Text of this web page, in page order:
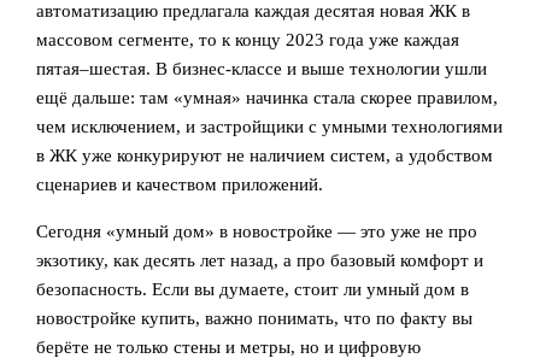
автоматизацию предлагала каждая десятая новая ЖК в
массовом сегменте, то к концу 2023 года уже каждая
пятая–шестая. В бизнес‑классе и выше технологии ушли
ещё дальше: там «умная» начинка стала скорее правилом,
чем исключением, и застройщики с умными технологиями
в ЖК уже конкурируют не наличием систем, а удобством
сценариев и качеством приложений.
Сегодня «умный дом» в новостройке — это уже не про
экзотику, как десять лет назад, а про базовый комфорт и
безопасность. Если вы думаете, стоит ли умный дом в
новостройке купить, важно понимать, что по факту вы
берёте не только стены и метры, но и цифровую